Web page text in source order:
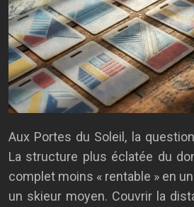
Aux Portes du Soleil, la
La structure plus éclatée du
complet moins « rentable » en
un skieur moyen. Couvrir la